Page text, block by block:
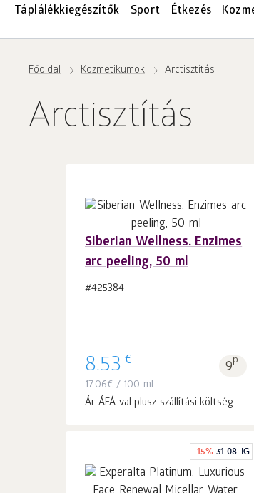
Táplálékkiegészítők Sport Étkezés
Főoldal Kozmetikumok Arctisztítás
Arctisztítás
Siberian Wellness. Enzimes
arc peeling, 50 ml
#425384
8.53 € 9p.
17.06€ / 100 ml
Ár ÁFÁ-val plusz szállítási költség
-15% 31.08-IG